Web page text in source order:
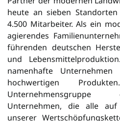
heute an sieben
4.500 Mitarbeiter. Als ein
agierendes
füh­ren­den deutschen
und
namenhafte
hochwertigen
Unternehmen, die alle
unserer